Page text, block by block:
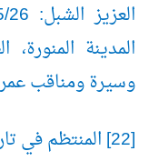
وسيرة ومناقب عمر